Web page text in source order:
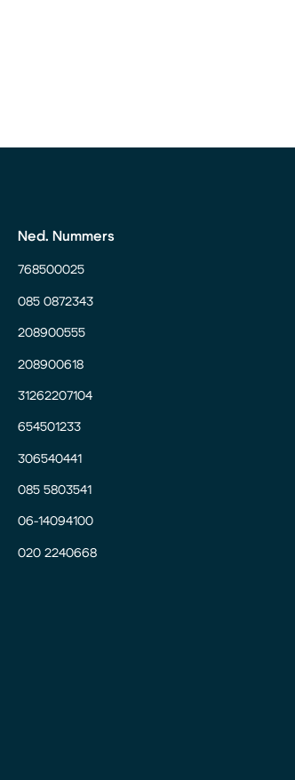
Ned. Nummers
768500025
085 0872343
208900555
208900618
31262207104
654501233
306540441
085 5803541
06-14094100
020 2240668